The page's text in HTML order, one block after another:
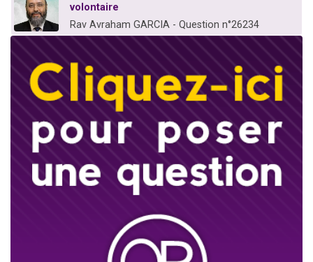
volontaire
Rav Avraham GARCIA - Question n°26234